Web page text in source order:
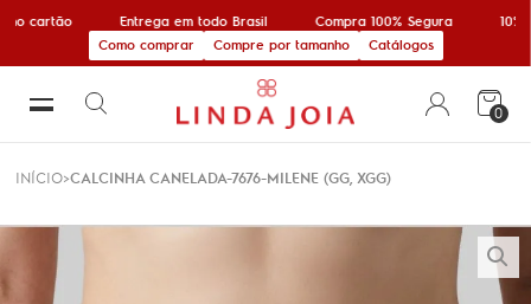
no cartão Entrega em todo Brasil Compra 100% Segura
10%
Como comprar
Compre por tamanho Catálogos
0
INÍCIO CALCINHA CANELADA-7676-MILENE (GG, XGG)